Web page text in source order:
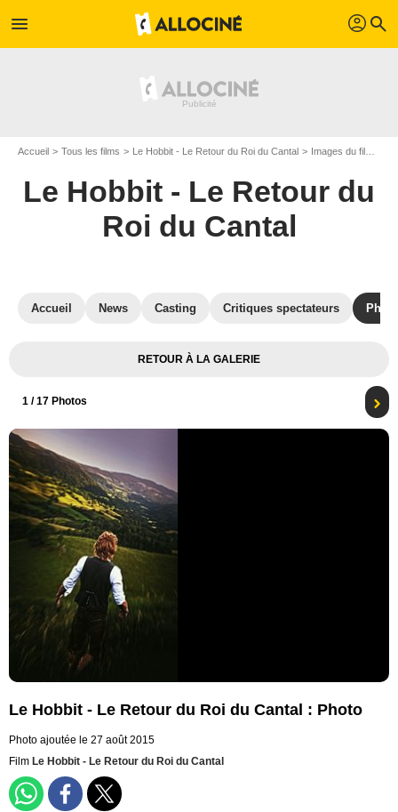
menu profil search
Accueil Tous les films Le Hobbit - Le Retour du Roi du Cantal Images du film Le Hobbit - Le Retour du Roi du Cantal
Le Hobbit - Le Retour du
Roi du Cantal
Accueil News Casting Critiques spectateurs
RETOUR À LA GALERIE
1 / 17 Photos
Le Hobbit - Le Retour du Roi du Cantal : Photo
Photo ajoutée le 27 août 2015
Film Le Hobbit - Le Retour du Roi du Cantal